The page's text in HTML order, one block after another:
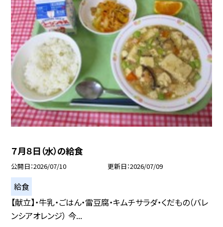
７月８日（水）の給食
公開日 2026/07/10 更新日 2026/07/09
給食
【献立】・牛乳・ごはん・雷豆腐・キムチサラダ・くだもの（バレ
ンシアオレンジ） 今...